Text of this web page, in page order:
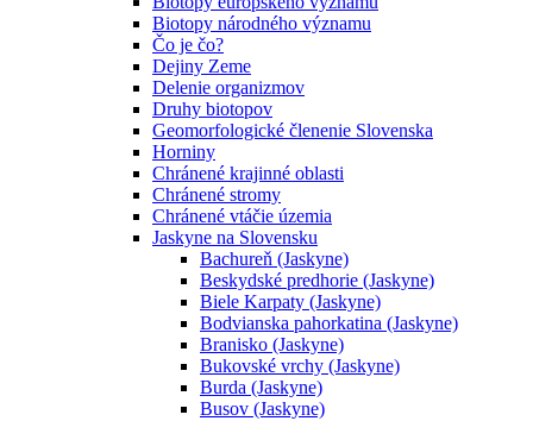
Biotopy národného významu
Čo je čo?
Dejiny Zeme
Delenie organizmov
Druhy biotopov
Geomorfologické členenie Slovenska
Horniny
Chránené krajinné oblasti
Chránené stromy
Chránené vtáčie územia
Jaskyne na Slovensku
Bachureň (Jaskyne)
Beskydské predhorie (Jaskyne)
Biele Karpaty (Jaskyne)
Bodvianska pahorkatina (Jaskyne)
Branisko (Jaskyne)
Bukovské vrchy (Jaskyne)
Burda (Jaskyne)
Busov (Jaskyne)